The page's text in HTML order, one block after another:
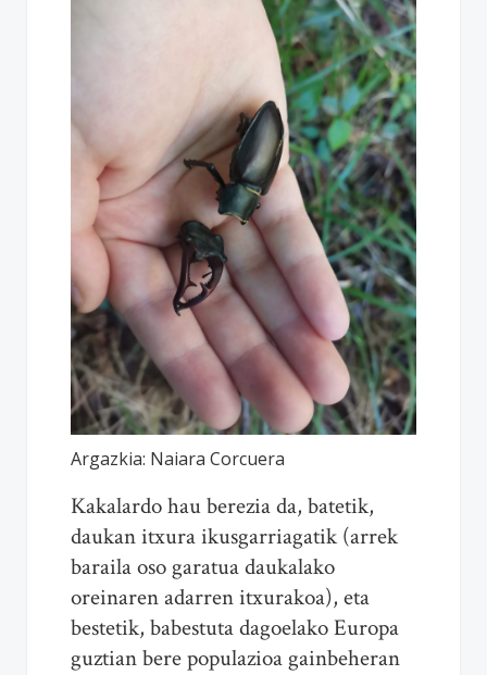
Argazkia: Naiara Corcuera
Kakalardo hau berezia da, batetik,
daukan itxura ikusgarriagatik (arrek
baraila oso garatua daukalako
oreinaren adarren itxurakoa), eta
bestetik, babestuta dagoelako Europa
guztian bere populazioa gainbeheran